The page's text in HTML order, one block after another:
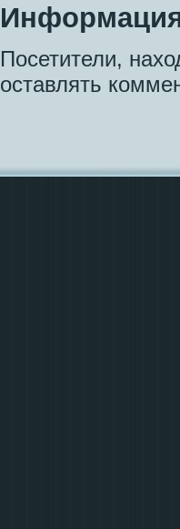
Посетители,
оставлять